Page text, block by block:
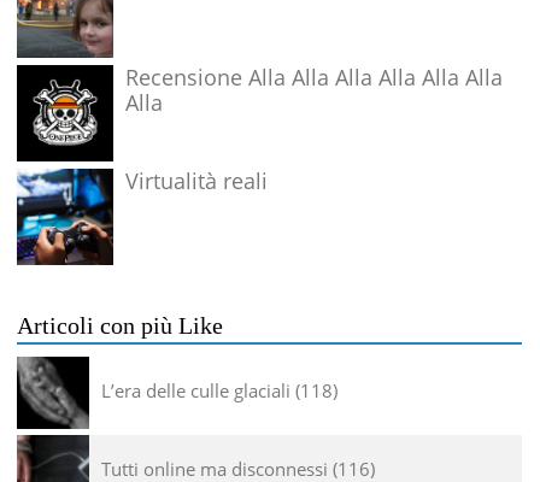
Recensione Alla Alla Alla Alla Alla Alla
Alla
Virtualità reali
Articoli con più Like
L’era delle culle glaciali 118
Tutti online ma disconnessi 116